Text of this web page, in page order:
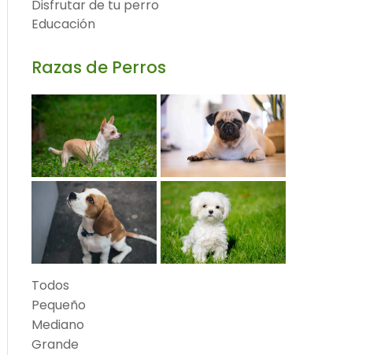
Disfrutar de tu perro
Educación
Razas de Perros
Todos
Pequeño
Mediano
Grande